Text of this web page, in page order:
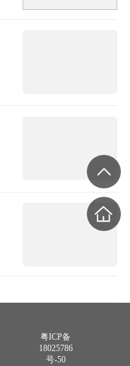
粤ICP备
18025786
号-50